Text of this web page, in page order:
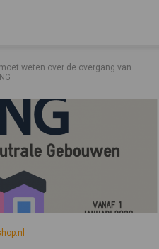
weten over de overgang van